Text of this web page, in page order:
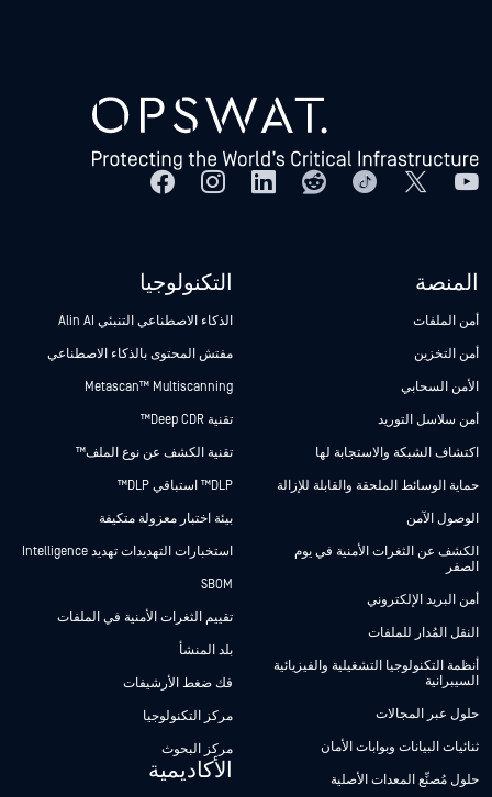
المنصة
أمن الملفات
أمن التخزين
الأمن السحابي
أمن سلاسل التوريد
اكتشاف الشبكة والاستجابة لها
حماية الوسائط الملحقة والقابلة للإزالة
الوصول الآمن
الكشف عن الثغرات الأمنية في يوم
الصفر
أمن البريد الإلكتروني
النقل المُدار للملفات
أنظمة التكنولوجيا التشغيلية والفيزيائية
السيبرانية
حلول عبر المجالات
ثنائيات البيانات وبوابات الأمان
حلول مُصنِّع المعدات الأصلية
التكنولوجيا
الذكاء الاصطناعي التنبئي Alin AI
مفتش المحتوى بالذكاء الاصطناعي
Metascan™ Multiscanning
تقنية Deep CDR™
تقنية الكشف عن نوع الملف™
DLP™ استباقي DLP™
بيئة اختبار معزولة متكيفة
استخبارات التهديدات تهديد Intelligence
SBOM
تقييم الثغرات الأمنية في الملفات
بلد المنشأ
فك ضغط الأرشيفات
مركز التكنولوجيا
مركز البحوث
الأكاديمية